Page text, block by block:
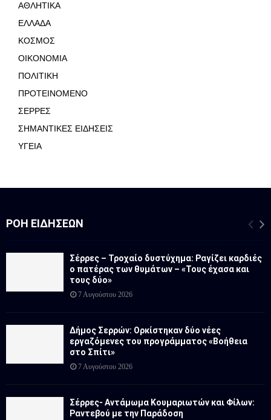
ΑΘΛΗΤΙΚΑ
ΕΛΛΑΔΑ
ΚΟΣΜΟΣ
ΟΙΚΟΝΟΜΙΑ
ΠΟΛΙΤΙΚΗ
ΠΡΟΤΕΙΝΟΜΕΝΟ
ΣΕΡΡΕΣ
ΣΗΜΑΝΤΙΚΕΣ ΕΙΔΗΣΕΙΣ
ΥΓΕΙΑ
ΡΟΉ ΕΙΔΉΣΕΩΝ
Σέρρες – Τροχαίο δυστύχημα: Ραγίζει καρδιές
ο πατέρας των θυμάτων – «Τους έχασα και
τους δύο»
7 Αυγούστου 2026
Δήμος Σερρών: Ορκίστηκαν δύο νέες
εργαζόμενες του προγράμματος «Βοήθεια
στο Σπίτι»
7 Αυγούστου 2026
Σέρρες- Αντάμωμα Κουμαριωτών και Φίλων:
Ραντεβού με την Παράδοση